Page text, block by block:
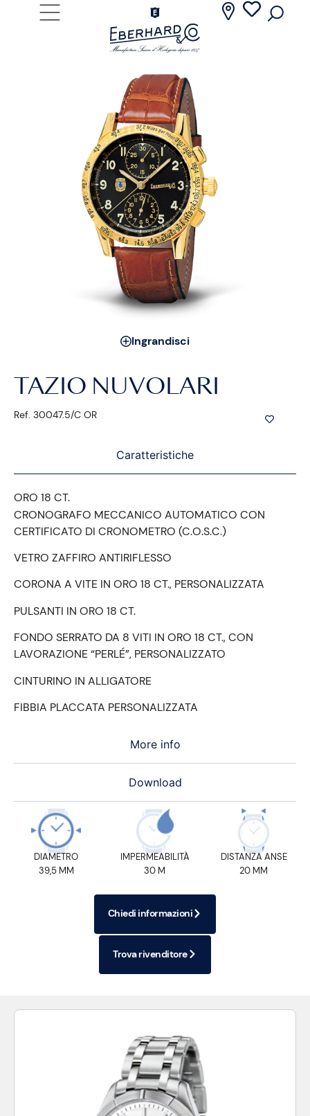
Ingrandisci
TAZIO NUVOLARI
Ref. 30047.5/C OR
Caratteristiche
More info
Download
ORO 18 CT.
CRONOGRAFO MECCANICO AUTOMATICO CON
CERTIFICATO DI CRONOMETRO (C.O.S.C.)
VETRO ZAFFIRO ANTIRIFLESSO
CORONA A VITE IN ORO 18 CT., PERSONALIZZATA
PULSANTI IN ORO 18 CT.
FONDO SERRATO DA 8 VITI IN ORO 18 CT., CON
LAVORAZIONE“PERLÉ”, PERSONALIZZATO
CINTURINO IN ALLIGATORE
FIBBIA PLACCATA PERSONALIZZATA
DIAMETRO
39,5 MM
IMPERMEABILITÀ
30 M
DISTANZA ANSE
20 MM
Chiedi informazioni
Trova rivenditore